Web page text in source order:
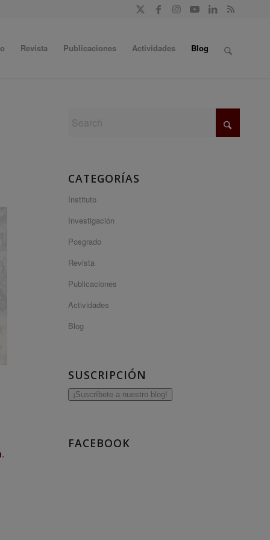
Revista Publicaciones Actividades Blog
.
CATEGORÍAS
Instituto
Investigación
Posgrado
Revista
Publicaciones
Actividades
Blog
SUSCRIPCIÓN
¡Suscríbete a nuestro blog!
FACEBOOK